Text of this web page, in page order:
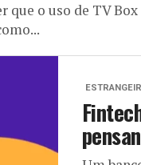
que o uso de TV